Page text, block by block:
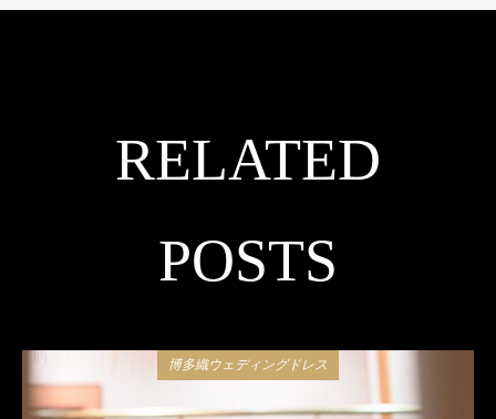
RELATED
POSTS
博多織ウェディングドレス